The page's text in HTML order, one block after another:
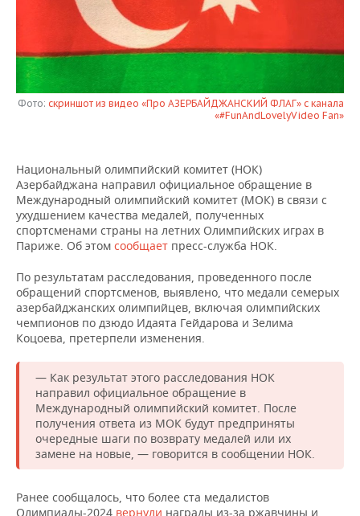
НЕФТЕХИМИЯ
ОПК
РОЗНИЧНАЯ ТОРГОВЛЯ
ТРАНСПОРТ
УСЛУГИ
НОВОСТИ ТЕХНОЛОГИЙ
IT
МЕДИА
МЕРОПРИЯТИЯ
НОВОСТИ МЕРОПРИЯТИЙ
ВЫЕЗДНАЯ РЕДАКЦИЯ
ONLINE-КОНФЕРЕНЦИИ
ОТКРЫТАЯ ЛЕКЦИЯ
СПОРТ
НОВОСТИ СПОРТА
ХОККЕЙ
БАСКЕТБОЛ
ВОЛЕЙБОЛ
КИБЕРСПОРТ
ФИГУРНОЕ КАТАНИЕ
ВОДНЫЕ ВИДЫ СПОРТА
ХОККЕЙ С МЯЧОМ
ОБЩЕСТВО
ВЛАСТЬ
ИНФРАСТРУКТУРА
ИСТОРИЯ
КУЛЬТУРА
МЕДИЦИНА
ОБРАЗОВАНИЕ
ПРОИСШЕСТВИЯ
СЮЖЕТЫ
СПРАВОЧНИК
СПИСОК ПЕРСОН
СПИСОК КОМПАНИЙ
ПОЛНАЯ ВЕРСИЯ
Фото: скриншот из видео «Про АЗЕРБАЙДЖАНСКИЙ ФЛАГ» с канала
«#FunAndLovelyVideo Fan»
Национальный олимпийский комитет (НОК)
Азербайджана направил официальное обращение в
Международный олимпийский комитет (МОК) в связи с
ухудшением качества медалей, полученных
спортсменами страны на летних Олимпийских играх в
Париже. Об этом сообщает пресс-служба НОК.
По результатам расследования, проведенного после
обращений спортсменов, выявлено, что медали семерых
азербайджанских олимпийцев, включая олимпийских
чемпионов по дзюдо Идаята Гейдарова и Зелима
Коцоева, претерпели изменения.
— Как результат этого расследования НОК
направил официальное обращение в
Международный олимпийский комитет. После
получения ответа из МОК будут предприняты
очередные шаги по возврату медалей или их
замене на новые, — говорится в сообщении НОК.
Ранее сообщалось, что более ста медалистов
Олимпиады-2024 вернули награды из-за ржавчины и